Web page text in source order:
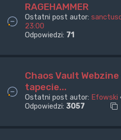
RAGEHAMMER
Ostatni post autor:
23:00
Odpowiedzi: 71
Chaos Vault
tapecie...
Ostatni post autor: Efowski
Odpowiedzi: 3057